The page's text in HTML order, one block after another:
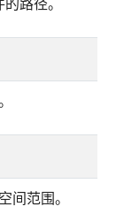
间范围。